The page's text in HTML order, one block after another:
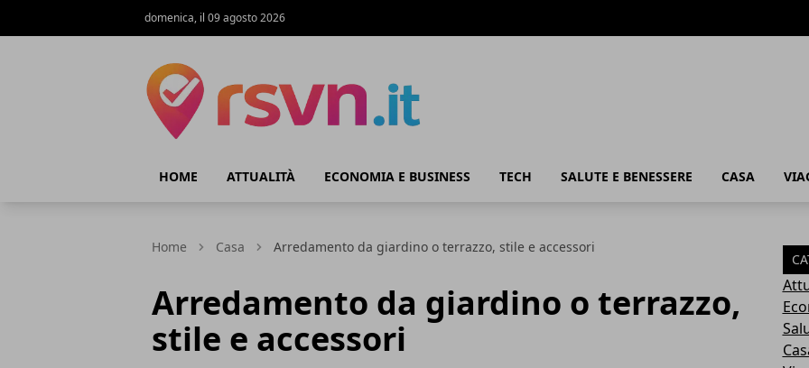
domenica, il 09 agosto 2026
HOME ATTUALITÀ ECONOMIA E BUSINESS TECH SALUTE E BENESSERE CASA
Home Casa Arredamento da giardino o terrazzo, stile e accessori
Arredamento da giardino o terrazzo,
stile e accessori